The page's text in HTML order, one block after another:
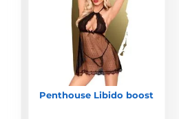
Penthouse Libido boost